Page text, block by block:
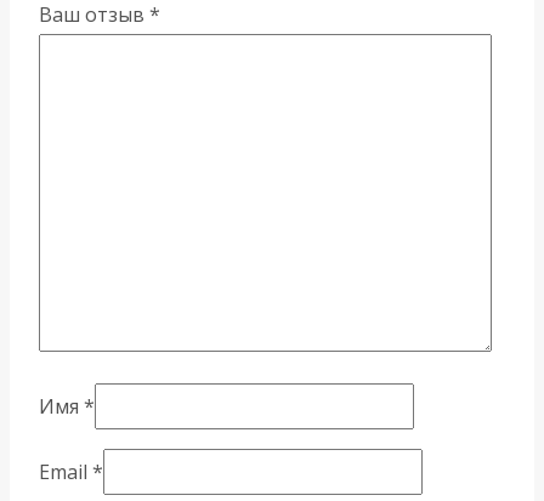
Ваш отзыв *
Имя *
Email *